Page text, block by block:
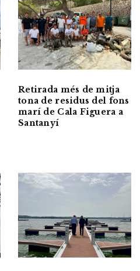
Retirada més de mitja
tona de residus del fons
marí de Cala Figuera a
Santanyí